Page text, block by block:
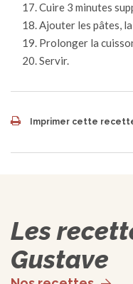
Cuire 3 minutes
Ajouter les pâtes,
Prolonger la
Servir.
Imprimer cette
Les
Gustave